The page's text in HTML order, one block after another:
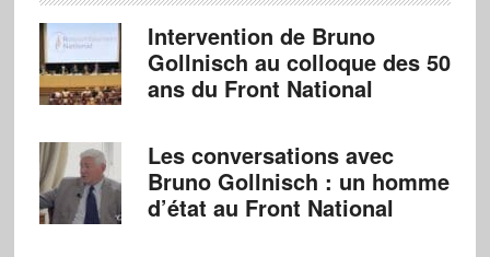
Intervention de Bruno
Gollnisch au colloque des 50
ans du Front National
Les conversations avec
Bruno Gollnisch : un homme
d’état au Front National